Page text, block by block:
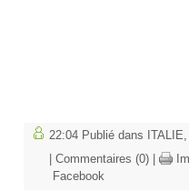
22:04 Publié dans ITALIE
Commentaires (0)
Facebook